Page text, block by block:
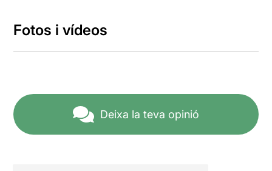
Fotos i vídeos
Deixa la teva opinió